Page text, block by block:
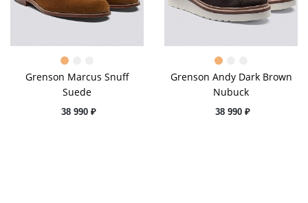
Grenson Marcus Snuff
Suede
38 990 ₽
Grenson Andy Dark Brown
Nubuck
38 990 ₽